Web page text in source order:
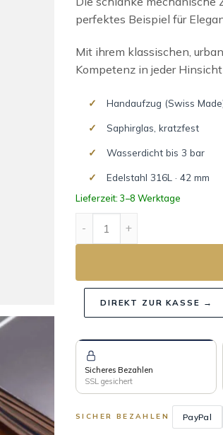
perfektes Beispiel für
Mit ihrem klassischen,
Kompetenz in jeder
Handaufzug (Swiss
Saphirglas, kratzfest
Wasserdicht bis 3 bar
Edelstahl 316L · 42 mm
Lieferzeit: 3–8 Werktage
DIREKT ZUR KASSE →
Sicheres Bezahlen
SSL gesichert
SICHER BEZAHLEN PayPal